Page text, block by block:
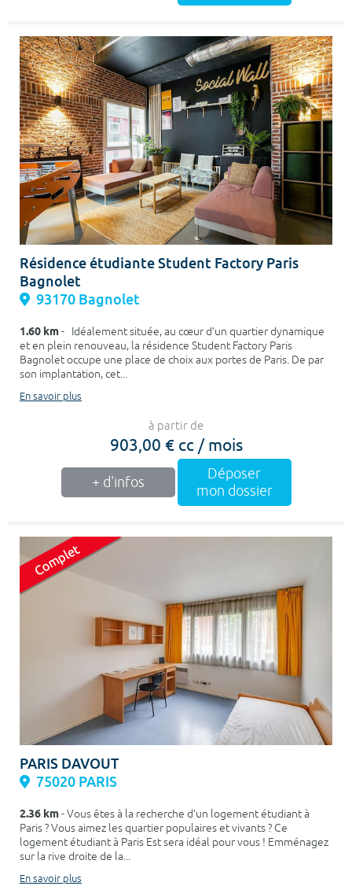
Résidence étudiante Student Factory Paris
Bagnolet
93170 Bagnolet
1.60 km- Idéalement située, au cœur d’un quartier dynamique
et en plein renouveau, la résidence Student Factory Paris
Bagnolet occupe une place de choix aux portes de Paris. De par
son implantation, cet...
En savoir plus
à partir de
903,00 € cc / mois
+ d'infos
Déposer
mon dossier
PARIS DAVOUT
75020 PARIS
2.36 km- Vous êtes à la recherche d’un logement étudiant à
Paris ? Vous aimez les quartier populaires et vivants ? Ce
logement étudiant à Paris Est sera idéal pour vous ! Emménagez
sur la rive droite de la...
En savoir plus